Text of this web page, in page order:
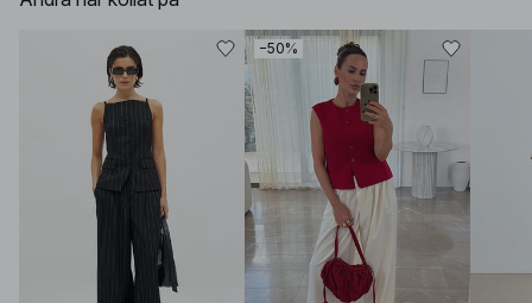
−50%